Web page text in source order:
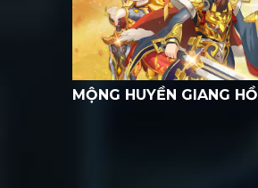
MỘNG HUYỀN GIANG HỒ